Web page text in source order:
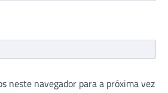
neste navegador para a próxima vez